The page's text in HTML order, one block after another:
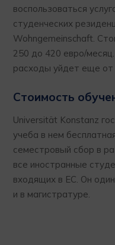
воспользоваться
студенческих
Wohngemeinschaft.
250 до 420 евро/
расходы уйдет еще от
Стоимость
Universität Konstanz
учеба в нем
семестровый сбор в
все иностранные
входящих в ЕС. Он
и в магистратуре.